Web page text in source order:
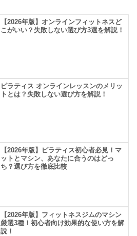
【2026年版】オンラインフィットネスど
こがいい？失敗しない選び方3選を解説！
ピラティス オンラインレッスンのメリッ
トとは？失敗しない選び方を解説！
【2026年版】ピラティス初心者必見！マ
ットとマシン、あなたに合うのはどっ
ち？選び方を徹底比較
【2026年版】フィットネスジムのマシン
厳選3種！初心者向け効果的な使い方を解
説！